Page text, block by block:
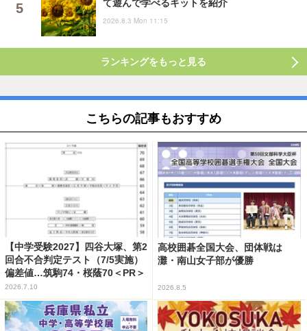
て遊んで学べるキットを紹介
2026.8.3 Mon 11:15
ランキングをもっと見る
こちらの記事もおすすめ
【中学受験2027】四谷大塚、第2
回合不合判定テスト（7/5実施）
偏差値…筑駒74・桜蔭70＜PR＞
2026.7.10
高校囲碁全国大会、団体戦は
灘・南山女子部が優勝
2026.8.5